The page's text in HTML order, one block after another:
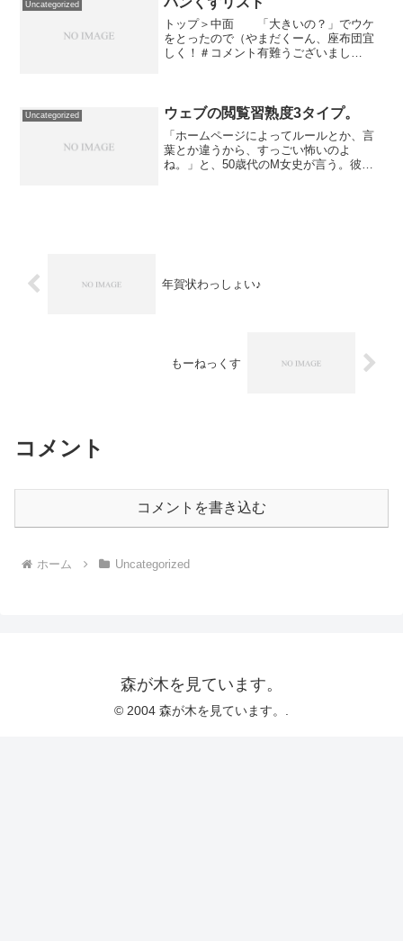
Uncategorized
トップ＞中面 「大きいの？」でウケ
をとったので（やまだくーん、座布団宜
しく！＃コメント有難うございまし
ップ＞資料請求＞住所入力とい...
Uncategorized ウェブの閲覧習熟度3タイプ。
「ホームページによってルールとか、言
葉とか違うから、すっごい怖いのよ
ね。」と、50歳代のM女史が言う。彼女
年賀状わっしょい♪
もーねっくす
コメント
コメントを書き込む
ホーム Uncategorized
森が木を見ています。
© 2004 森が木を見ています。.